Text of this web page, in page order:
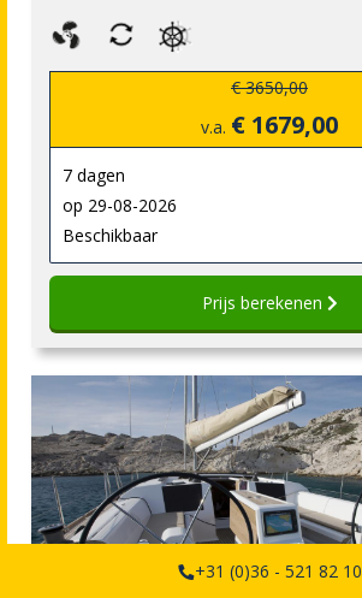
+31 (0)36 - 521 82 10
€ 3650,00
v.a. € 1679,00
7 dagen
op 29-08-2026
Beschikbaar
Prijs berekenen